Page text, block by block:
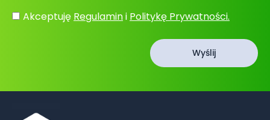
Akceptuję Regulamini Politykę Prywatności.
Wyślij